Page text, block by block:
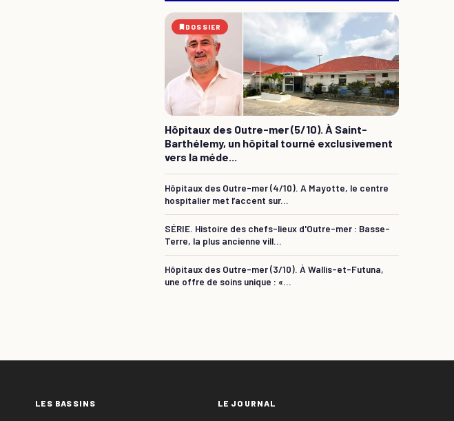
DOSSIER
Hôpitaux des Outre-mer (5/10). À Saint-
Barthélemy, un hôpital tourné exclusivement
vers la méde...
Hôpitaux des Outre-mer (4/10). A Mayotte, le centre
hospitalier met l’accent sur...
SÉRIE. Histoire des chefs-lieux d'Outre-mer : Basse-
Terre, la plus ancienne vill...
Hôpitaux des Outre-mer (3/10). À Wallis-et-Futuna,
une offre de soins unique : «...
LES BASSINS LE JOURNAL